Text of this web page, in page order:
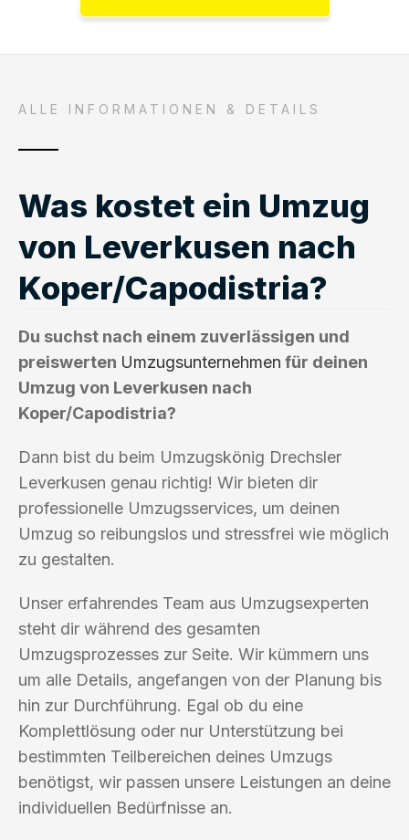
ALLE INFORMATIONEN & DETAILS
Was kostet ein Umzug
von Leverkusen nach
Koper/Capodistria?
Du suchst nach einem zuverlässigen und
preiswerten Umzugsunternehmen für deinen
Umzug von Leverkusen nach
Koper/Capodistria?
Dann bist du beim Umzugskönig Drechsler
Leverkusen genau richtig! Wir bieten dir
professionelle Umzugsservices, um deinen
Umzug so reibungslos und stressfrei wie möglich
zu gestalten.
Unser erfahrendes Team aus Umzugsexperten
steht dir während des gesamten
Umzugsprozesses zur Seite. Wir kümmern uns
um alle Details, angefangen von der Planung bis
hin zur Durchführung. Egal ob du eine
Komplettlösung oder nur Unterstützung bei
bestimmten Teilbereichen deines Umzugs
benötigst, wir passen unsere Leistungen an deine
individuellen Bedürfnisse an.